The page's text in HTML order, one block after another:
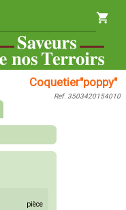
shopping_cart
Coquetier"poppy"
Ref. 3503420154010
pièce